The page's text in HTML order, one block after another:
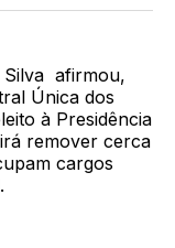
Silva afirmou,
Única dos
à Presidência
remover cerca
cargos